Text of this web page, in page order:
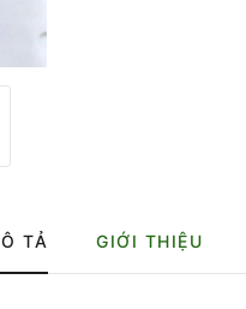
TẢ GIỚI THIỆU